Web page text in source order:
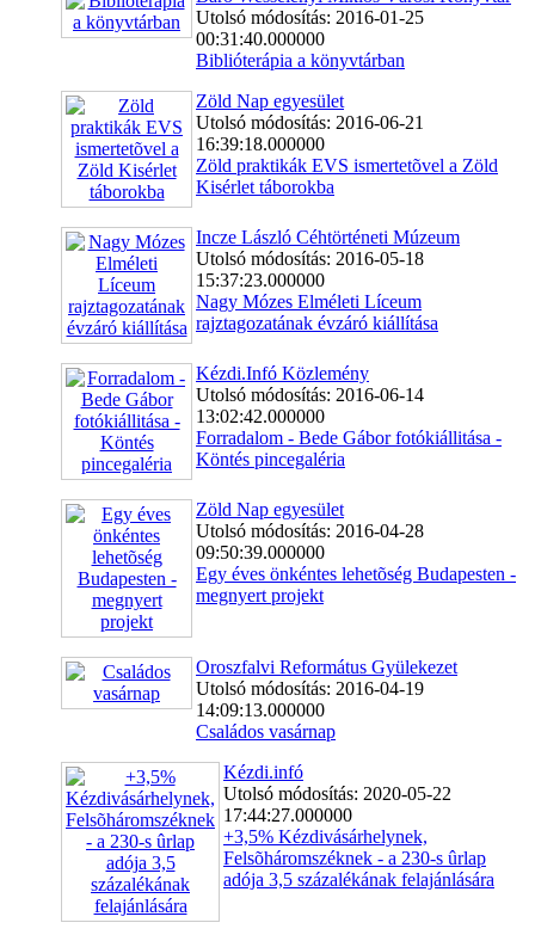
Utolsó módosítás: 2016-01-25
00:31:40.000000
Biblióterápia a könyvtárban
Zöld Nap egyesület
Utolsó módosítás: 2016-06-21
16:39:18.000000
Zöld praktikák EVS ismertetõvel a Zöld
Kisérlet táborokba
Incze László Céhtörténeti Múzeum
Utolsó módosítás: 2016-05-18
15:37:23.000000
Nagy Mózes Elméleti Líceum
rajztagozatának évzáró kiállítása
Kézdi.Infó Közlemény
Utolsó módosítás: 2016-06-14
13:02:42.000000
Forradalom - Bede Gábor fotókiállitása -
Köntés pincegaléria
Zöld Nap egyesület
Utolsó módosítás: 2016-04-28
09:50:39.000000
Egy éves önkéntes lehetõség Budapesten -
megnyert projekt
Oroszfalvi Református Gyülekezet
Utolsó módosítás: 2016-04-19
14:09:13.000000
Családos vasárnap
Kézdi.infó
Utolsó módosítás: 2020-05-22
17:44:27.000000
+3,5% Kézdivásárhelynek,
Felsõháromszéknek - a 230-s ûrlap
adója 3,5 százalékának felajánlására